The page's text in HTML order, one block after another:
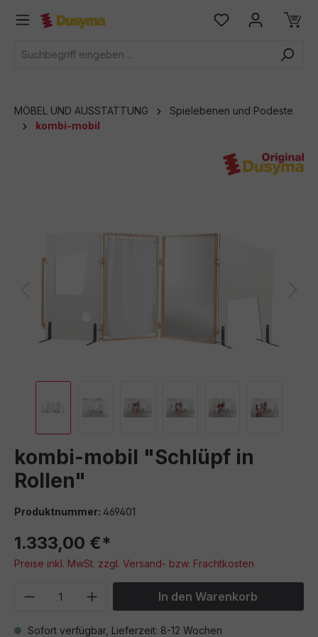
springen
MÖBEL UND AUSSTATTUNG
Spielebenen und Podeste
kombi-mobil
kombi-mobil "Schlüpf in
Rollen"
Produktnummer: 469401
1.333,00 €*
Preise inkl. MwSt. zzgl. Versand- bzw. Frachtkosten
Produkt Anzahl: Gib denIn den Warenkorb
Sofort verfügbar, Lieferzeit: 8-12 Wochen